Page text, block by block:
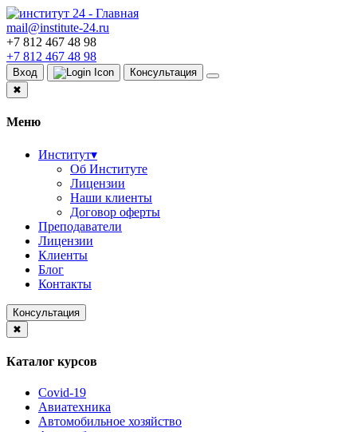
mail@institute-24.ru
+7 812 467 48 98
+7 812 467 48 98
Вход
Консультация
✖
Меню
Институт▾
Об Институте
Лицензии
Наши клиенты
Договор оферты
Преподаватели
Лицензии
Клиенты
Блог
Контакты
Консультация
✖
Каталог курсов
Covid-19
Авиатехника
Автомобильное хозяйство